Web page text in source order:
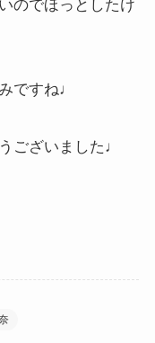
のでほっとしたけ
ですね♩
ございました♩